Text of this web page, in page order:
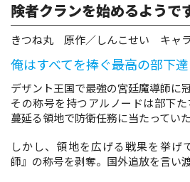
リキューレ
コミックパルフェ
コミックエッセイ
険者クランを始めるようで
きつね丸 原作／しんこせい キャ
俺はすべてを捧ぐ――最高の部下
デザント王国で最強の宮廷魔導師に
その称号を持つアルノードは部下
蔓延る領地で防衛任務に当たっていた
しかし、領地を広げる戦果を挙げ
師』の称号を剥奪。国外追放を言い